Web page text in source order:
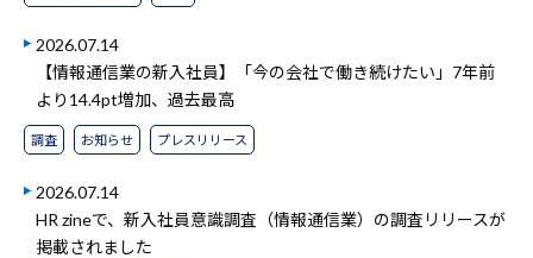
2026.07.14
【情報通信業の新入社員】「今の会社で働き続けたい」7年前
より14.4pt増加、過去最高
調査 お知らせ プレスリリース
2026.07.14
HR zineで、新入社員意識調査（情報通信業）の調査リリースが
掲載されました